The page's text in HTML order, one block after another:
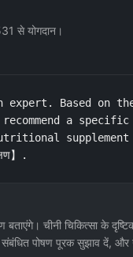
से योगदान।
Based on the
a
supplement
】.
चीनी चिकित्सा के
संबंधित पोषण पूरक सुझाव दें,